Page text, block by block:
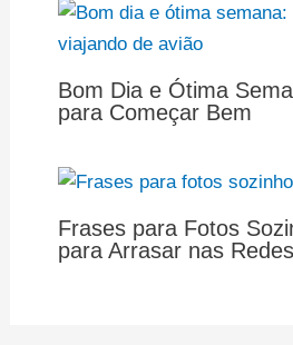
Bom Dia e Ótima
para Começar Bem
Frases para Fotos
para Arrasar nas Redes